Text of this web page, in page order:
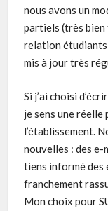
nous avons un
partiels (très bien
relation étudiants
mis à jour très
Si j’ai choisi
je sens une
l’établissement.
nouvelles : des e-
tiens informé des
franchement
Mon choix pour